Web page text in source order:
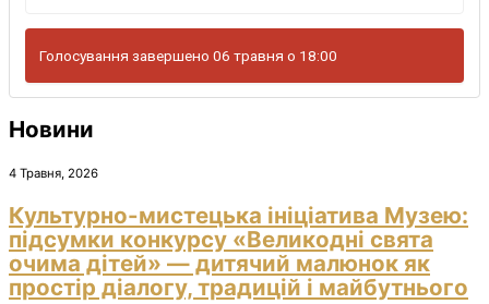
Голосування завершено 06 травня о 18:00
Новини
4 Травня, 2026
Культурно-мистецька ініціатива Музею:
підсумки конкурсу «Великодні свята
очима дітей» — дитячий малюнок як
простір діалогу, традицій і майбутнього